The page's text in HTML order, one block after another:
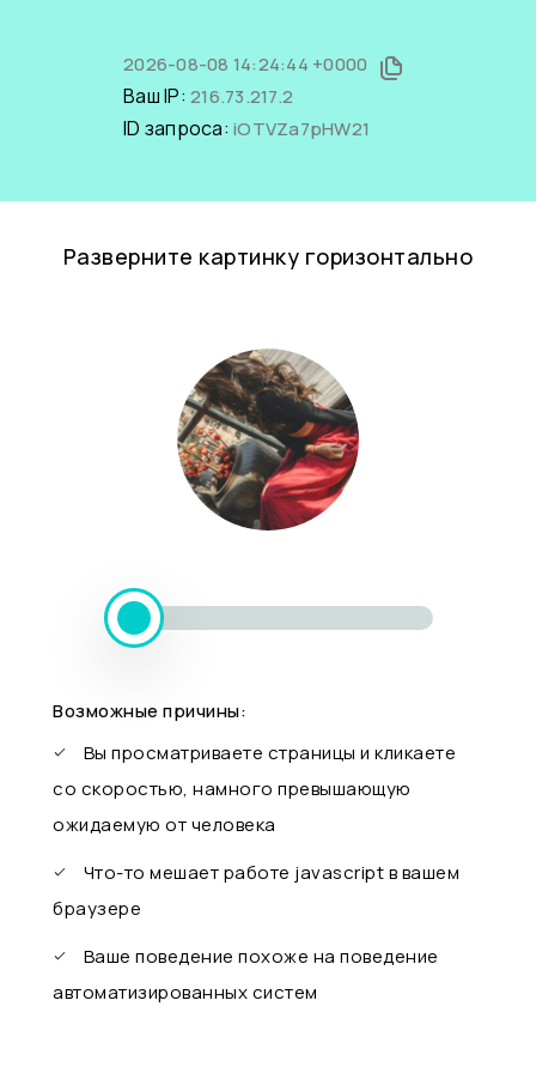
2026-08-08 14:24:44 +0000
Ваш IP: 216.73.217.2
ID запроса: iOTVZa7pHW21
Разверните картинку горизонтально
Возможные причины:
Вы просматриваете страницы и кликаете
со скоростью, намного превышающую
ожидаемую от человека
Что-то мешает работе javascript в вашем
браузере
Ваше поведение похоже на поведение
автоматизированных систем